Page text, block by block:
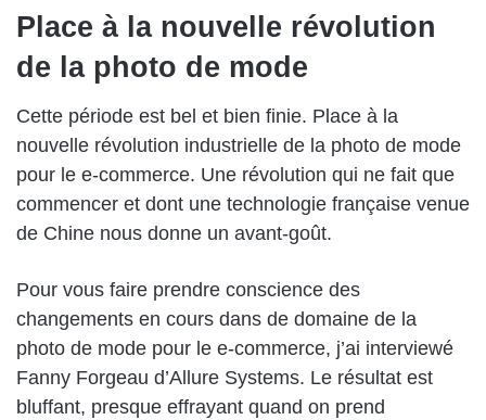
Place à la nouvelle révolution
de la photo de mode
Cette période est bel et bien finie. Place à la
nouvelle révolution industrielle de la photo de mode
pour le e-commerce. Une révolution qui ne fait que
commencer et dont une technologie française venue
de Chine nous donne un avant-goût.
Pour vous faire prendre conscience des
changements en cours dans de domaine de la
photo de mode pour le e-commerce, j’ai interviewé
Fanny Forgeau d’Allure Systems. Le résultat est
bluffant, presque effrayant quand on prend